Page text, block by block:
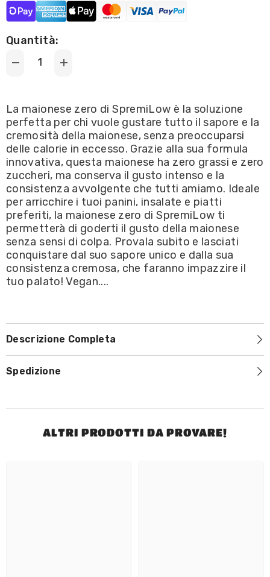
Quantità:
Decrease
Sunrise
Mayo
265g
Increase
Sunrise
Mayo
Vegan
265g
La maionese zero di SpremiLow è la soluzione
perfetta per chi vuole gustare tutto il sapore e la
cremosità della maionese, senza preoccuparsi
delle calorie in eccesso. Grazie alla sua formula
innovativa, questa maionese ha zero grassi e zero
zuccheri, ma conserva il gusto intenso e la
consistenza avvolgente che tutti amiamo. Ideale
per arricchire i tuoi panini, insalate e piatti
preferiti, la maionese zero di SpremiLow ti
permetterà di goderti il gusto della maionese
senza sensi di colpa. Provala subito e lasciati
conquistare dal suo sapore unico e dalla sua
consistenza cremosa, che faranno impazzire il
tuo palato! Vegan....
Descrizione Completa
Spedizione
ALTRI PRODOTTI DA PROVARE!